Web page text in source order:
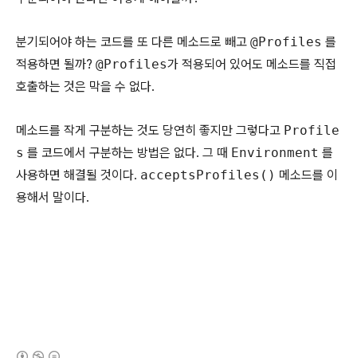
분기되어야 하는 코드를 또 다른 메소드로 빼고 @Profiles 를
적용하면 될까? @Profiles가 적용되어 있어도 메소드를 직접
호출하는 것은 막을 수 없다.
메소드를 작게 구분하는 것도 당연히 좋지만 그렇다고 Profile
s 를 코드에서 구분하는 방법은 없다. 그 때 Environment 를
사용하면 해결될 것이다. acceptsProfiles() 메소드를 이
용해서 말이다.